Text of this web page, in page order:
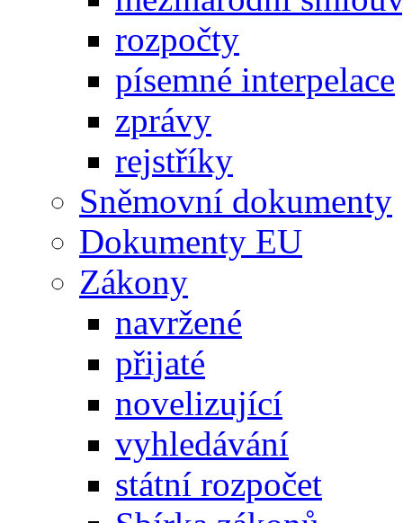
rozpočty
písemné interpelace
zprávy
rejstříky
Sněmovní dokumenty
Dokumenty EU
Zákony
navržené
přijaté
novelizující
vyhledávání
státní rozpočet